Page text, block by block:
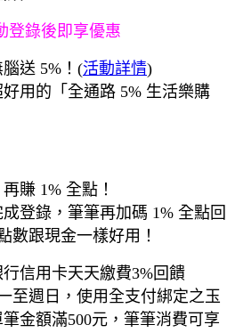
登錄後即享優惠
送 5%！(活動詳情)
用的「全通路 5% 生活樂購
賺 1% 全點！
登錄，筆筆再加碼 1% 全點回
數跟現金一樣好用！
信用卡天天繳費3%回饋
至週日，使用全支付綁定之玉
金額滿500元，筆筆消費可享